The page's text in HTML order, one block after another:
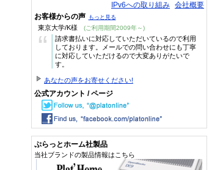
IPv6への取り組み 会社概要
お客様からの声 もっと見る
東京大学/K様 (ご利用期間2009年～)
“
請求書払いに対応していただいているので利用
しております。メールでの問い合わせにも丁寧
に対応していただけるので大変ありがたいで
す。
あなたの声をお寄せください!
公式アカウント / ページ
ぷらっとホーム社製品
当社ブランドの製品情報はこちら